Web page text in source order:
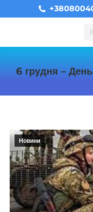
6 грудня –
Новини